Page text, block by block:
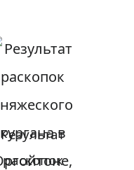
Результат
раскопок